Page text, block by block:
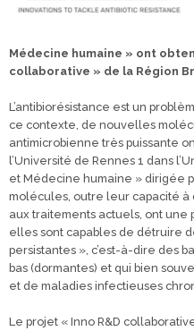
Médecine humaine » ont
collaborative » de la Région
L’antibiorésistance est un
ce contexte, de nouvelles
antimicrobienne très puissante
l’Université de Rennes 1 dans
et Médecine humaine » dirigée
molécules, outre leur capacité
aux traitements actuels, ont une
elles sont capables de détruire
persistantes », c’est-à-dire des
bas (dormantes) et qui bien
et de maladies infectieuses
Le projet « Inno R&D